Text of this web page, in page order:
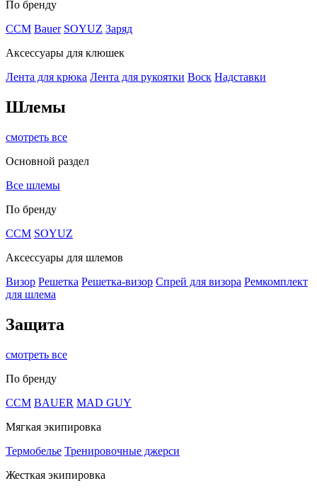
По бренду
CCM Bauer SOYUZ Заряд
Аксессуары для клюшек
Лента для крюка Лента для рукоятки Воск Надставки
Шлемы
смотреть все
Основной раздел
Все шлемы
По бренду
CCM SOYUZ
Аксессуары для шлемов
Визор Решетка Решетка-визор Спрей для визора Ремкомплект
для шлема
Защита
смотреть все
По бренду
CCM BAUER MAD GUY
Мягкая экипировка
Термобелье Тренировочные джерси
Жесткая экипировка